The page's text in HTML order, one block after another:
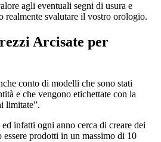
agli eventuali segni di usura e
realmente svalutare il vostro orologio.
Arcisate per
conto di modelli che sono stati
e che vengono etichettate con la
limitate”.
infatti ogni anno cerca di creare dei
prodotti in un massimo di 10